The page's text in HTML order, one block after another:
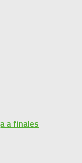
a finales